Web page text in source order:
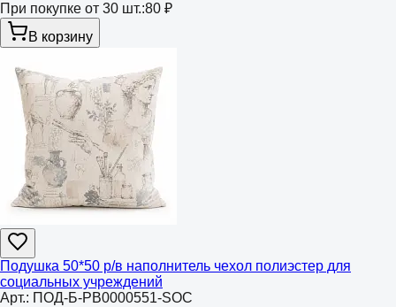
При покупке от 30 шт.:80 ₽
В корзину
Подушка 50*50 р/в наполнитель чехол полиэстер для
социальных учреждений
Арт.: ПОД-Б-РВ0000551-SOC